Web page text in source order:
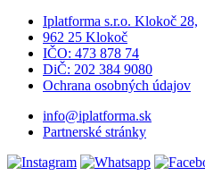
Iplatforma s.r.o. Klokoč 28,
962 25 Klokoč
IČO: 473 878 74
DiČ: 202 384 9080
Ochrana osobných údajov
info@iplatforma.sk
Partnerské stránky